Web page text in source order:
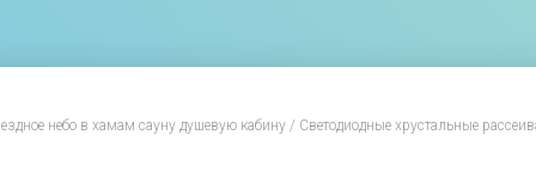
небо в хамам сауну душевую кабину / Светодиодные хрустальные